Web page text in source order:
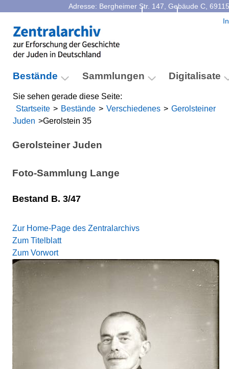
Adresse: Bergheimer Str. 147, Gebäude C,
Bestände Sammlungen Digitalisate
Sie sehen gerade diese Seite:
Startseite > Bestände > Verschiedenes > Gerolsteiner
Juden >Gerolstein 35
Gerolsteiner Juden
Foto-Sammlung Lange
Bestand B. 3/47
Zur Home-Page des Zentralarchivs
Zum Titelblatt
Zum Vorwort